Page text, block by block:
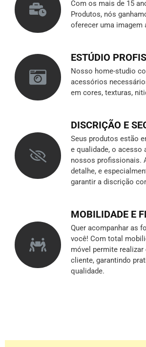
Com os mais de 15
Produtos, nós
oferecer uma imagem
ESTÚDIO
Nosso home-studio
acessórios
em cores, texturas,
DISCRIÇÃO E
Seus produtos estão
e qualidade, o acesso
nossos profissionais.
detalhe, e
garantir a discrição
MOBILIDADE E
Quer acompanhar as
você! Com total
móvel permite
cliente, garantindo
qualidade.